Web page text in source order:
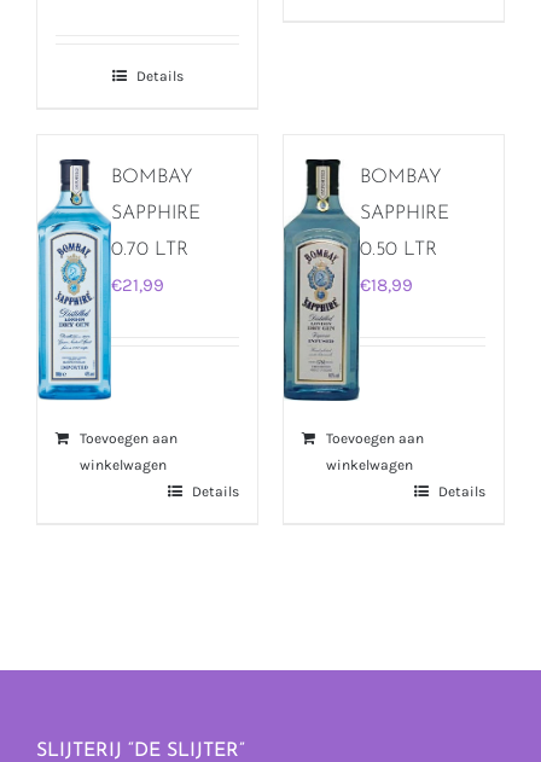
Details
BOMBAY
SAPPHIRE
0.70 LTR
€21,99
Toevoegen aan
winkelwagen
Details
BOMBAY
SAPPHIRE
0.50 LTR
€18,99
Toevoegen aan
winkelwagen
Details
SLIJTERIJ “DE SLIJTER”